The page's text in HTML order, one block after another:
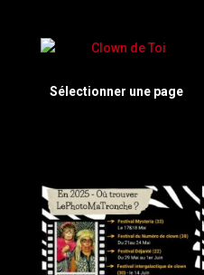
Sélectionner une page